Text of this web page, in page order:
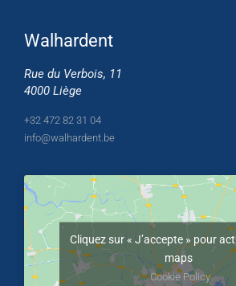
Walhardent
Rue du Verbois, 11
4000 Liège
+32 472 82 31 04
info@walhardent.be
Cliquez sur « J’accepte » pour
maps
Cookie Policy